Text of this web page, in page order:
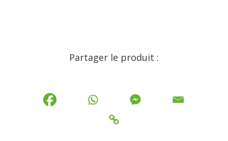
Partager le produit :